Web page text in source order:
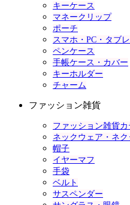
キーケース
マネークリップ
ポーチ
スマホ・PC・タブ
ペンケース
手帳ケース・カバー
キーホルダー
チャーム
ファッション雑貨
ファッション雑貨
ネックウェア・ネク
帽子
イヤーマフ
手袋
ベルト
サスペンダー